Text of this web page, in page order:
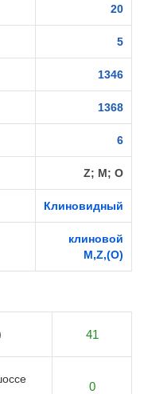
20
5
1346
1368
6
Z; M; О
Клиновидный
клиновой
M,Z,(O)
41
0